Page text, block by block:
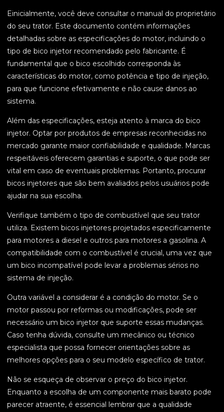
Einicialmente, você deve consultar o manual do proprietário
do seu trator. Este documento contém informações
detalhadas sobre as especificações do motor, incluindo o
tipo de bico injetor recomendado pelo fabricante. É
fundamental que o bico escolhido corresponda às
características do motor, como potência e tipo de injeção,
para que funcione efetivamente e não cause danos ao
sistema.
Além das especificações, esteja atento à marca do bico
injetor. Optar por produtos de empresas reconhecidas no
mercado garante maior confiabilidade e qualidade. Marcas
respeitáveis oferecem garantias e suporte, o que pode ser
vital em caso de eventuais problemas. Portanto, procurar
bicos injetores que são bem avaliados pelos usuários pode
ajudar na sua escolha.
Verifique também o tipo de combustível que seu trator
utiliza. Existem bicos injetores projetados especificamente
para motores a diesel e outros para motores a gasolina. A
compatibilidade com o combustível é crucial, uma vez que
um bico incompatível pode levar a problemas sérios no
sistema de injeção.
Outra variável a considerar é a condição do motor. Se o
motor passou por reformas ou modificações, pode ser
necessário um bico injetor que suporte essas mudanças.
Caso tenha dúvida, consulte um mecânico ou técnico
especialista que possa fornecer orientações sobre as
melhores opções para o seu modelo específico de trator.
Não se esqueça de observar o preço do bico injetor.
Enquanto a escolha de um componente mais barato pode
parecer atraente, é essencial lembrar que a qualidade